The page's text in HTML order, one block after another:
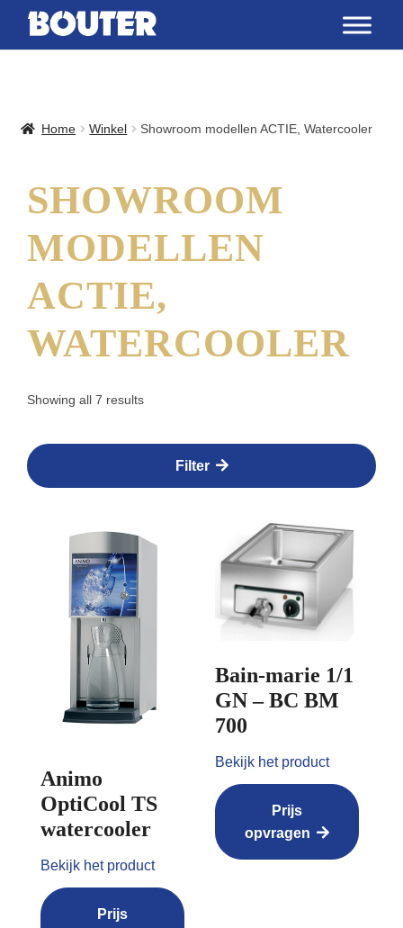
Home Winkel Showroom modellen ACTIE, Watercooler
SHOWROOM
MODELLEN
ACTIE,
WATERCOOLER
Showing all 7 results
Filter
Animo
OptiCool TS
watercooler
Bekijk het product
Prijs
Bain-marie 1/1
GN – BC BM
700
Bekijk het product
Prijs
opvragen